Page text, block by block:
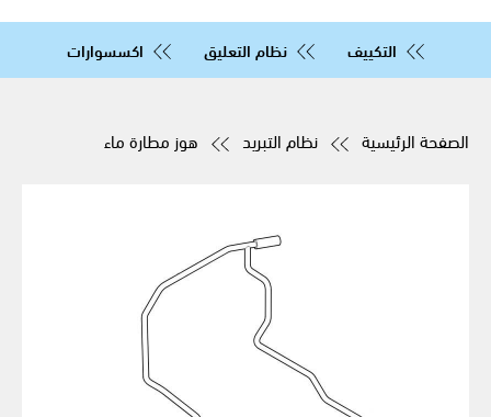
التكييف نظام التعليق اكسسوارات
الصفحة الرئيسية نظام التبريد هوز مطارة ماء